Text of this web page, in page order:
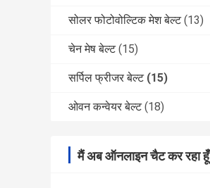
सोलर फोटोवोल्टिक मेश बेल्ट (13)
चेन मेष बेल्ट (15)
सर्पिल फ्रीजर बेल्ट (15)
ओवन कन्वेयर बेल्ट (18)
मैं अब ऑनलाइन चैट कर रहा हूँ